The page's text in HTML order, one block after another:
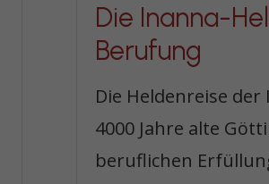
Die Inanna-
Berufung
Die Heldenreise
4000 Jahre alte
beruflichen